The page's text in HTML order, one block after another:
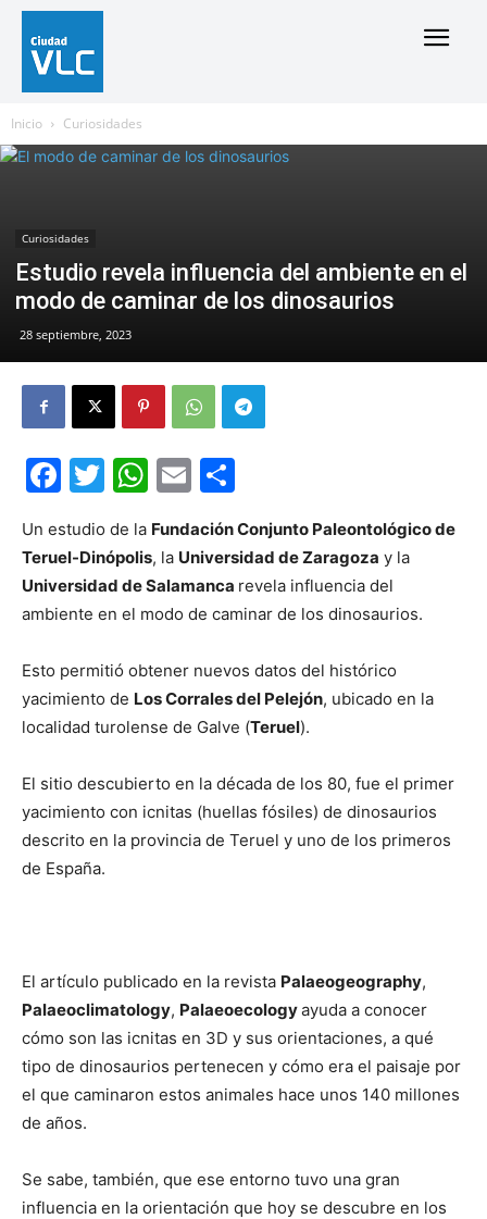
Inicio Curiosidades
Curiosidades
Estudio revela influencia del ambiente en el
modo de caminar de los dinosaurios
28 septiembre, 2023
Facebook
Twitter
WhatsApp
Email
Un estudio de la Fundación Conjunto Paleontológico de
Teruel-Dinópolis, la Universidad de Zaragoza y la
Universidad de Salamanca revela influencia del
ambiente en el modo de caminar de los dinosaurios.
Esto permitió obtener nuevos datos del histórico
yacimiento de Los Corrales del Pelejón, ubicado en la
localidad turolense de Galve (Teruel).
El sitio descubierto en la década de los 80, fue el primer
yacimiento con icnitas (huellas fósiles) de dinosaurios
descrito en la provincia de Teruel y uno de los primeros
de España.
El artículo publicado en la revista Palaeogeography,
Palaeoclimatology, Palaeoecologyayuda a conocer
cómo son las icnitas en 3D y sus orientaciones, a qué
tipo de dinosaurios pertenecen y cómo era el paisaje por
el que caminaron estos animales hace unos 140 millones
de años.
Se sabe, también, que ese entorno tuvo una gran
influencia en la orientación que hoy se descubre en los